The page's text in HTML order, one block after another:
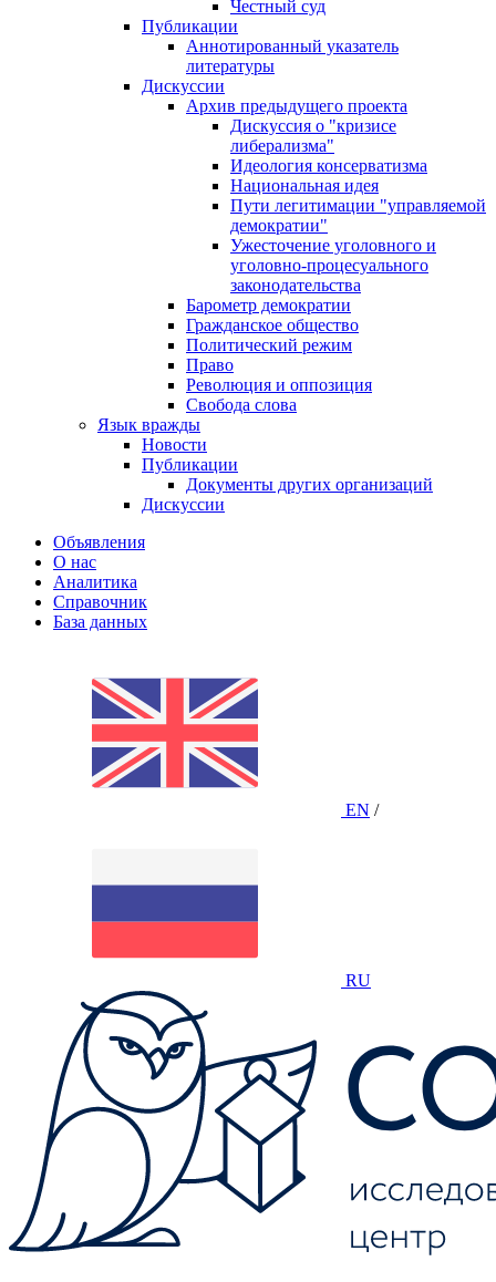
Честный суд
Публикации
Аннотированный указатель
литературы
Дискуссии
Архив предыдущего проекта
Дискуссия о "кризисе
либерализма"
Идеология консерватизма
Национальная идея
Пути легитимации "управляемой
демократии"
Ужесточение уголовного и
уголовно-процесуального
законодательства
Барометр демократии
Гражданское общество
Политический режим
Право
Революция и оппозиция
Свобода слова
Язык вражды
Новости
Публикации
Документы других организаций
Дискуссии
Объявления
О нас
Аналитика
Справочник
База данных
EN /
RU